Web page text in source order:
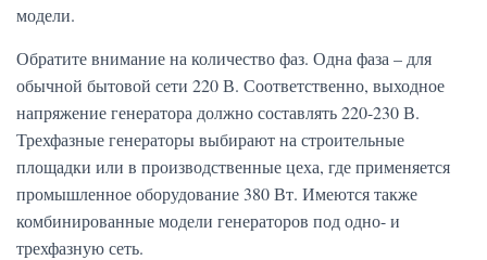
модели.
Обратите внимание на количество фаз. Одна фаза – для
обычной бытовой сети 220 В. Соответственно, выходное
напряжение генератора должно составлять 220-230 В.
Трехфазные генераторы выбирают на строительные
площадки или в производственные цеха, где применяется
промышленное оборудование 380 Вт. Имеются также
комбинированные модели генераторов под одно- и
трехфазную сеть.